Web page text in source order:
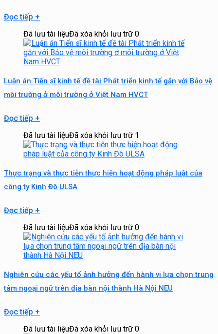
Đọc tiếp +
Đã lưu tài liệuĐã xóa khỏi lưu trữ 0
Luận án Tiến sĩ kinh tế đề tài Phát triển kinh tế gắn với Bảo vệ
môi trường ở môi trường ở Việt Nam HVCT
Đọc tiếp +
Đã lưu tài liệuĐã xóa khỏi lưu trữ 1
Thực trạng và thực tiễn thực hiện hoạt động pháp luật của
công ty Kinh Đô ULSA
Đọc tiếp +
Đã lưu tài liệuĐã xóa khỏi lưu trữ 0
Nghiên cứu các yếu tố ảnh hưởng đến hành vi lựa chọn trung
tâm ngoại ngữ trên địa bàn nội thành Hà Nội NEU
Đọc tiếp +
Đã lưu tài liệuĐã xóa khỏi lưu trữ 0